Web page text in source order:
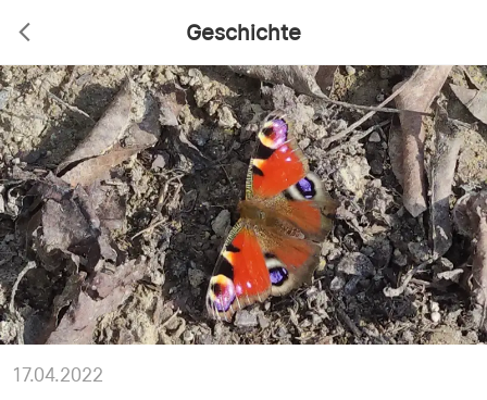
Geschichte
17.04.2022